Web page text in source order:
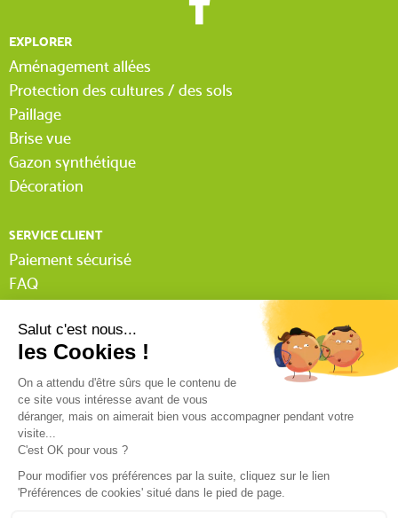
EXPLORER
Aménagement allées
Protection des cultures / des sols
Paillage
Brise vue
Gazon synthétique
Décoration
SERVICE CLIENT
Paiement sécurisé
FAQ
Lexique Tissnet
Suivi commande invité
Contactez-nous
Mentions légales